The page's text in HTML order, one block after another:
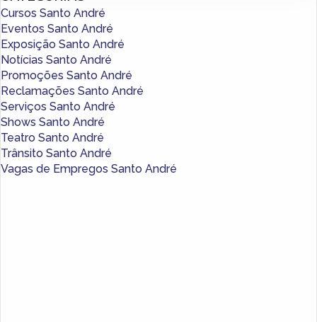
Cursos Santo André
Eventos Santo André
Exposição Santo André
Notícias Santo André
Promoções Santo André
Reclamações Santo André
Serviços Santo André
Shows Santo André
Teatro Santo André
Trânsito Santo André
Vagas de Empregos Santo André